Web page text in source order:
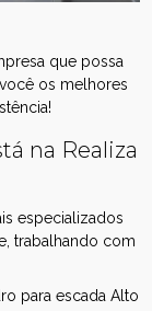
que possa
os melhores
na Realiza
especializados
trabalhando com
para escada Alto